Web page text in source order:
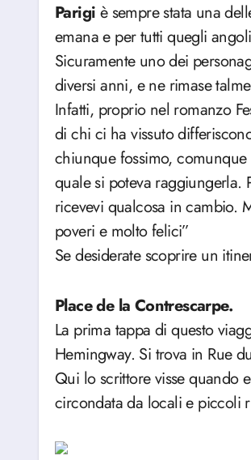
Parigi è sempre stata una
emana e per tutti quegli
Sicuramente uno dei
diversi anni, e ne rimase
Infatti, proprio nel romanzo
di chi ci ha vissuto
chiunque fossimo,
quale si poteva raggiungerla.
ricevevi qualcosa in cambio.
poveri e molto felici”
Se desiderate scoprire un
Place de la Contrescarpe.
La prima tappa di questo
Hemingway. Si trova in Rue
Qui lo scrittore visse quando
circondata da locali e piccoli